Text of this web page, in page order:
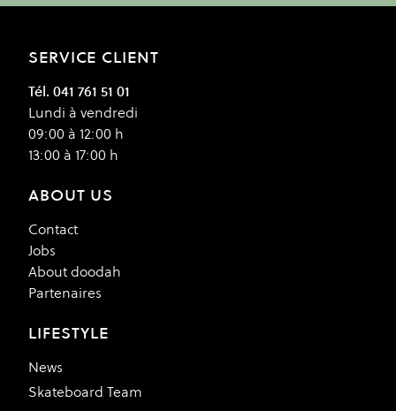
SERVICE CLIENT
Tél. 041 761 51 01
Lundi à vendredi
09:00 à 12:00 h
13:00 à 17:00 h
ABOUT US
Contact
Jobs
About doodah
Partenaires
LIFESTYLE
News
Skateboard Team